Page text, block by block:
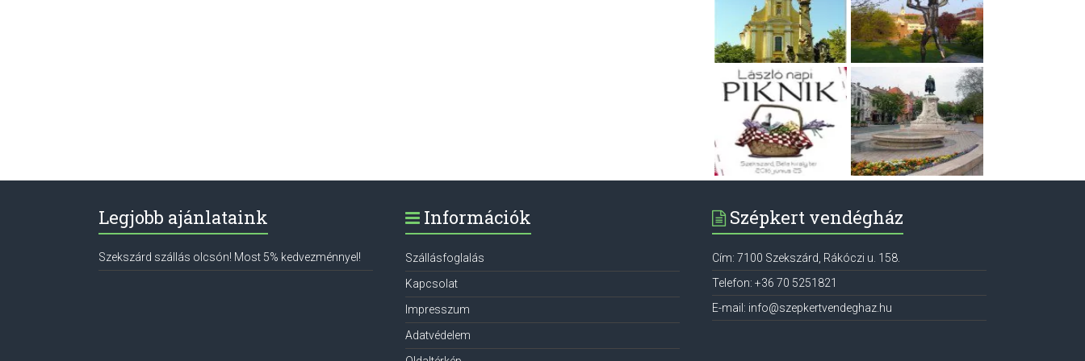
Legjobb ajánlataink
Szekszárd szállás olcsón! Most 5% kedvezménnyel!
Információk
Szállásfoglalás
Kapcsolat
Impresszum
Adatvédelem
Szépkert vendégház
Cím: 7100 Szekszárd Rákóczi u. 158.
Telefon:+36 70 5251821
E-mail: info@szepkertvendeghaz.hu